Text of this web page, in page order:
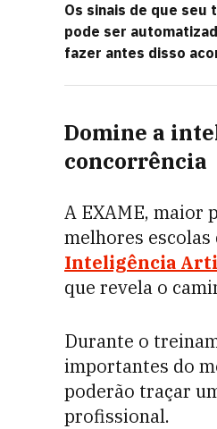
Os sinais de que seu
pode ser
fazer antes disso
Domine a
concorrência
A EXAME, maior
melhores
Inteligência
que revela o
Durante o
importantes do
poderão traçar
profissional.